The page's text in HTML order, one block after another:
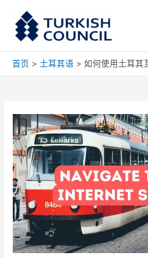
首页 土耳其语 如何使用土耳其